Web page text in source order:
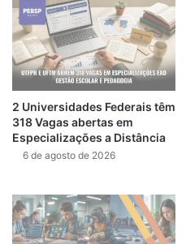
2 Universidades Federais têm
318 Vagas abertas em
Especializações a Distância
6 de agosto de 2026